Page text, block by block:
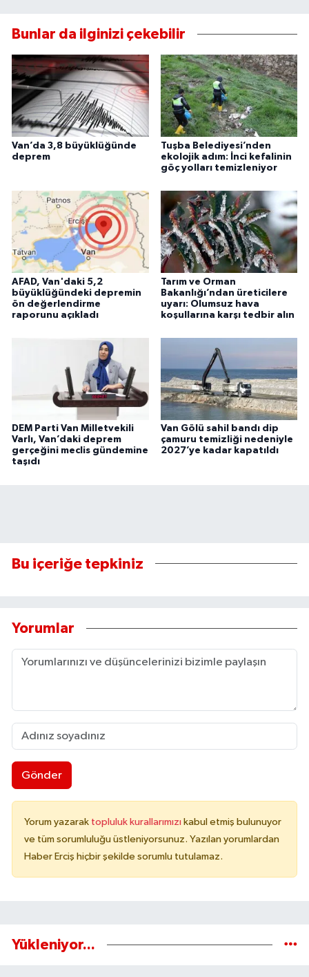
Bunlar da ilginizi çekebilir
Van’da 3,8 büyüklüğünde
deprem
Tuşba Belediyesi’nden
ekolojik adım: İnci kefalinin
göç yolları temizleniyor
AFAD, Van'daki 5,2
büyüklüğündeki depremin
ön değerlendirme
raporunu açıkladı
Tarım ve Orman
Bakanlığı’ndan üreticilere
uyarı: Olumsuz hava
koşullarına karşı tedbir alın
DEM Parti Van Milletvekili
Varlı, Van’daki deprem
gerçeğini meclis gündemine
taşıdı
Van Gölü sahil bandı dip
çamuru temizliği nedeniyle
2027’ye kadar kapatıldı
Bu içeriğe tepkiniz
Yorumlar
Gönder
Yorum yazarak topluluk kurallarımızı kabul etmiş bulunuyor
ve tüm sorumluluğu üstleniyorsunuz. Yazılan yorumlardan
Haber Erciş hiçbir şekilde sorumlu tutulamaz.
Yükleniyor...